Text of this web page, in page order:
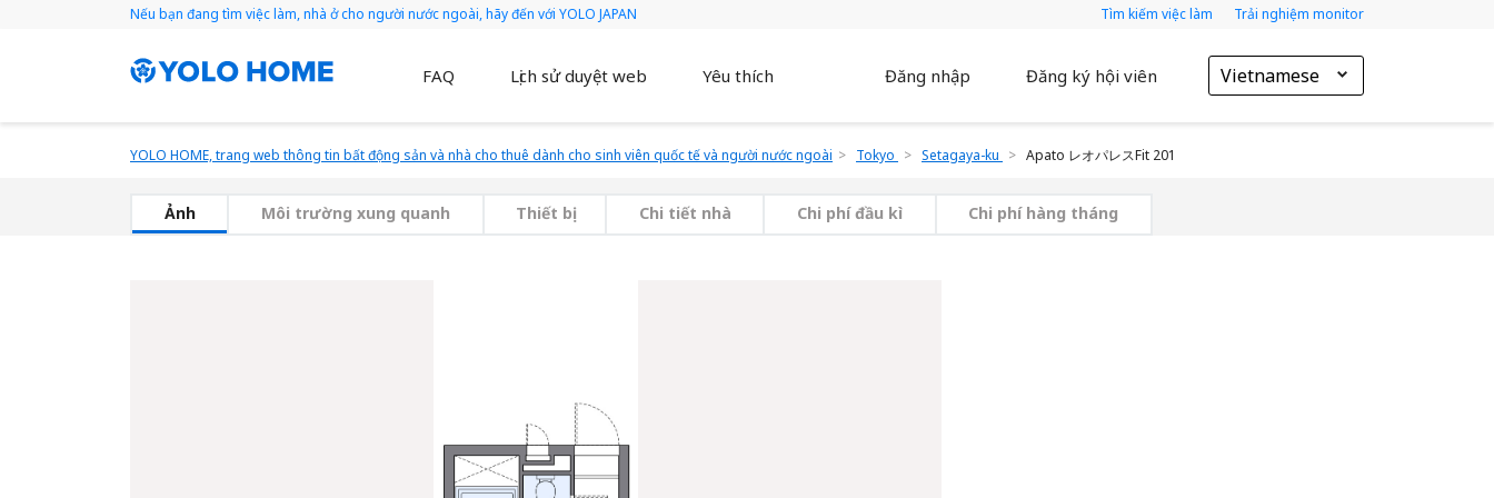
Nếu bạn đang tìm việc làm, nhà ở cho người nước ngoài, hãy đến với YOLO JAPAN Tìm kiếm việc làm Trải nghiệm monitor
FAQ Lịch sử duyệt web Yêu thích Đăng nhập Đăng ký hội viên Vietnamese
YOLO HOME, trang web thông tin bất động sản và nhà cho thuê dành cho sinh viên quốc tế và người nước ngoài Tokyo Setagaya-ku Apato レオパレスFit 201
Ảnh Môi trường xung quanh Thiết bị Chi tiết nhà Chi phí đầu kì Chi phí hàng tháng